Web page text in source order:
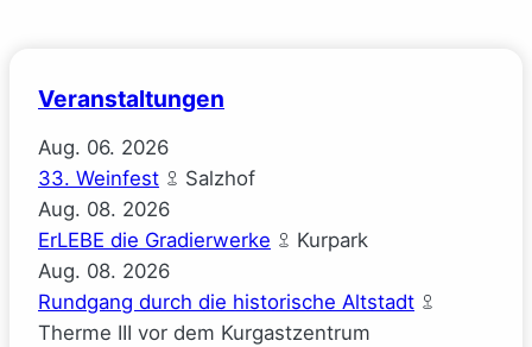
Veranstaltungen
Aug. 06. 2026
33. Weinfest
Salzhof
Aug. 08. 2026
ErLEBE die Gradierwerke
Kurpark
Aug. 08. 2026
Rundgang durch die historische Altstadt
Therme III vor dem Kurgastzentrum